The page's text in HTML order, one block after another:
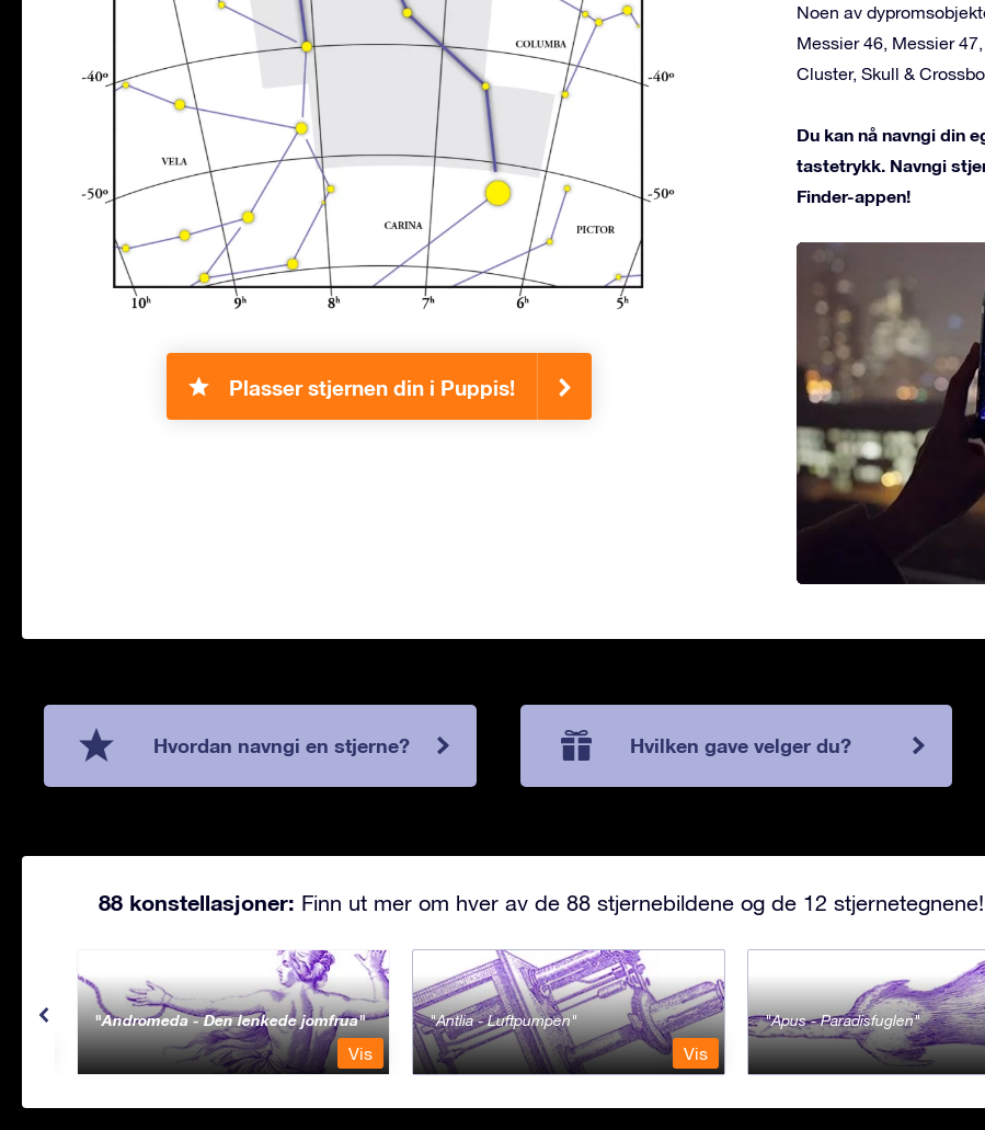
Plasser stjernen din i Puppis!
Noen av
Messier 46, Messier
Cluster, Skull &
Du kan nå navngi din
tastetrykk. Navngi
Finder-appen!
Hvordan navngi en stjerne? Hvilken gave velger du?
88 konstellasjoner: Finn ut mer om hver av de 88 stjernebildene og de 12 stjernetegnene!
Andromeda - Den lenkede jomfrua
Vis
Antlia - Luftpumpen
Vis
Apus - Paradisfuglen